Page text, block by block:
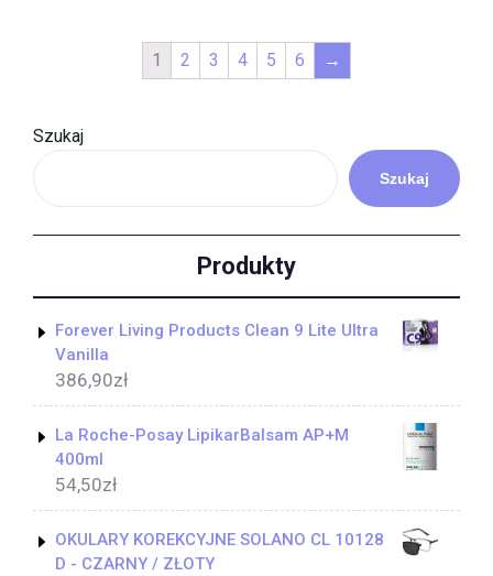
1 2 3 4 5 6 →
Szukaj
Szukaj
Produkty
Forever Living Products Clean 9 Lite Ultra
Vanilla
386,90zł
La Roche-Posay LipikarBalsam AP+M
400ml
54,50zł
OKULARY KOREKCYJNE SOLANO CL 10128
D - CZARNY / ZŁOTY